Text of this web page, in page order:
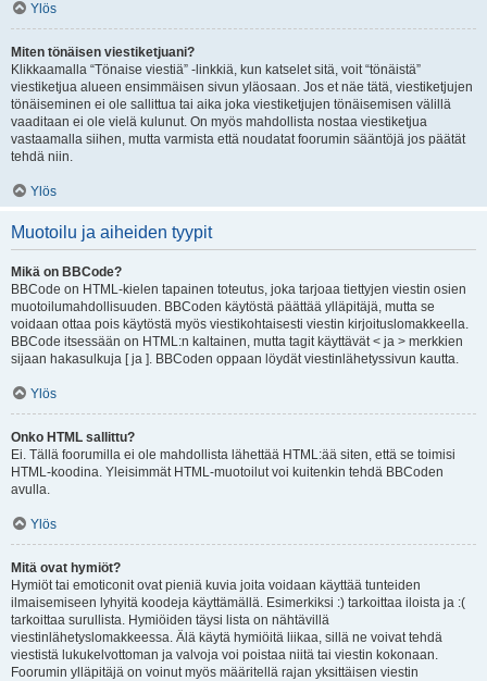
Ylös
Miten tönäisen viestiketjuani?
Klikkaamalla “Tönaise viestiä” -linkkiä, kun katselet sitä, voit “tönäistä”
viestiketjua alueen ensimmäisen sivun yläosaan. Jos et näe tätä, viestiketjujen
tönäiseminen ei ole sallittua tai aika joka viestiketjujen tönäisemisen välillä
vaaditaan ei ole vielä kulunut. On myös mahdollista nostaa viestiketjua
vastaamalla siihen, mutta varmista että noudatat foorumin sääntöjä jos päätät
tehdä niin.
Ylös
Muotoilu ja aiheiden tyypit
Mikä on BBCode?
BBCode on HTML-kielen tapainen toteutus, joka tarjoaa tiettyjen viestin osien
muotoilumahdollisuuden. BBCoden käytöstä päättää ylläpitäjä, mutta se
voidaan ottaa pois käytöstä myös viestikohtaisesti viestin kirjoituslomakkeella.
BBCode itsessään on HTML:n kaltainen, mutta tagit käyttävät < ja > merkkien
sijaan hakasulkuja [ ja ]. BBCoden oppaan löydät viestinlähetyssivun kautta.
Ylös
Onko HTML sallittu?
Ei. Tällä foorumilla ei ole mahdollista lähettää HTML:ää siten, että se toimisi
HTML-koodina. Yleisimmät HTML-muotoilut voi kuitenkin tehdä BBCoden
avulla.
Ylös
Mitä ovat hymiöt?
Hymiöt tai emoticonit ovat pieniä kuvia joita voidaan käyttää tunteiden
ilmaisemiseen lyhyitä koodeja käyttämällä. Esimerkiksi :) tarkoittaa iloista ja :(
tarkoittaa surullista. Hymiöiden täysi lista on nähtävillä
viestinlähetyslomakkeessa. Älä käytä hymiöitä liikaa, sillä ne voivat tehdä
viestistä lukukelvottoman ja valvoja voi poistaa niitä tai viestin kokonaan.
Foorumin ylläpitäjä on voinut myös määritellä rajan yksittäisen viestin